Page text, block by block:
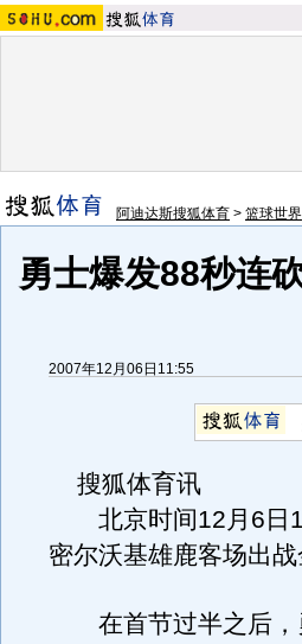
阿迪达斯搜狐体育 > 篮球世界
勇士爆发88秒连
2007年12月06日11:55
搜狐体育讯
北京时间12月6日
密尔沃基雄鹿客场出战
在首节过半之后，